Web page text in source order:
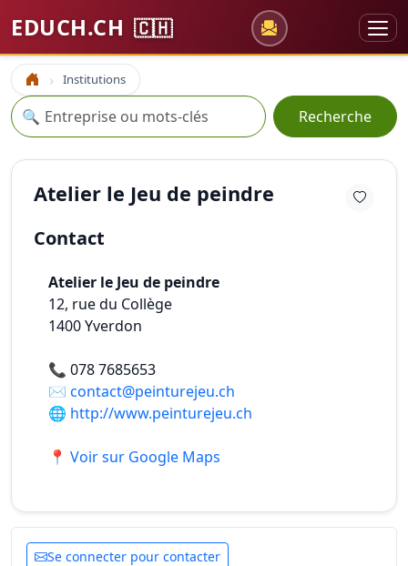
EDUCH.CH 🇨🇭
Accueil Institutions
Recherche
🔍 Recherche
Atelier le Jeu de peindre
Contact
Atelier le Jeu de peindre
12, rue du Collège
1400Yverdon
📞 078 7685653
✉️ contact@peinturejeu.ch
🌐 http://www.peinturejeu.ch
📍 Voir sur Google Maps
Se connecter pour contacter